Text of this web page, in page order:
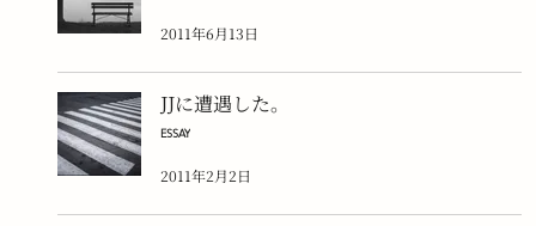
2011年6月13日
JJに遭遇した。
ESSAY
2011年2月2日